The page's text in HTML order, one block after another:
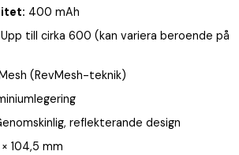
400 mAh
Upp till cirka 600 (kan variera beroende på
(RevMesh-teknik)
reflekterande design
× 104,5 mm